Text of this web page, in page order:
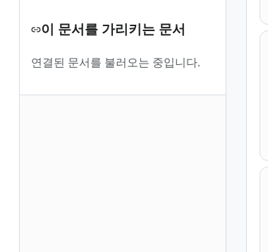
이 문서를 가리키는 문서
연결된 문서를 불러오는 중입니다.